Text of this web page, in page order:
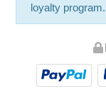
loyalty